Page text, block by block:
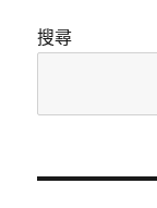
搜尋